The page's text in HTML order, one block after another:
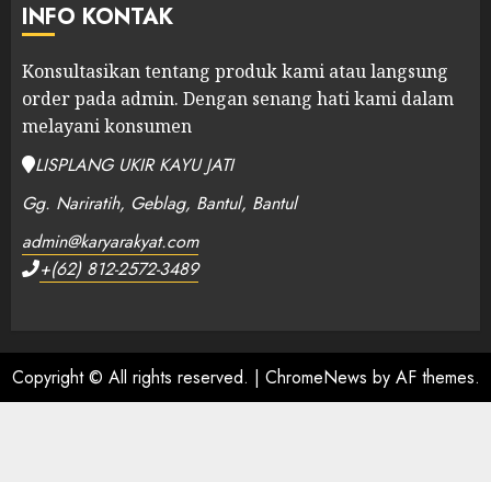
INFO KONTAK
Konsultasikan tentang produk kami atau langsung
order pada admin. Dengan senang hati kami dalam
melayani konsumen
LISPLANG UKIR KAYU JATI
Gg. Nariratih, Geblag, Bantul, Bantul
admin@karyarakyat.com
+(62) 812-2572-3489
Copyright © All rights reserved. | ChromeNews by AF themes.